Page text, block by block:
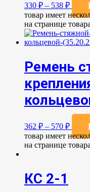
330 ₽ – 538 ₽
товар имеет
на странице
Ремень
362 ₽ – 570 ₽
товар имеет
на странице
КС 2-1